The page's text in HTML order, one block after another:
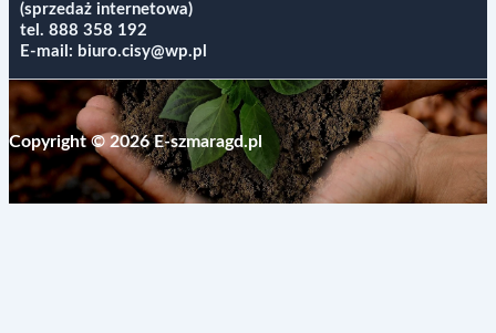
(sprzedaż internetowa)
tel. 888 358 192
E-mail: biuro.cisy@wp.pl
Copyright © 2026 E-szmaragd.pl